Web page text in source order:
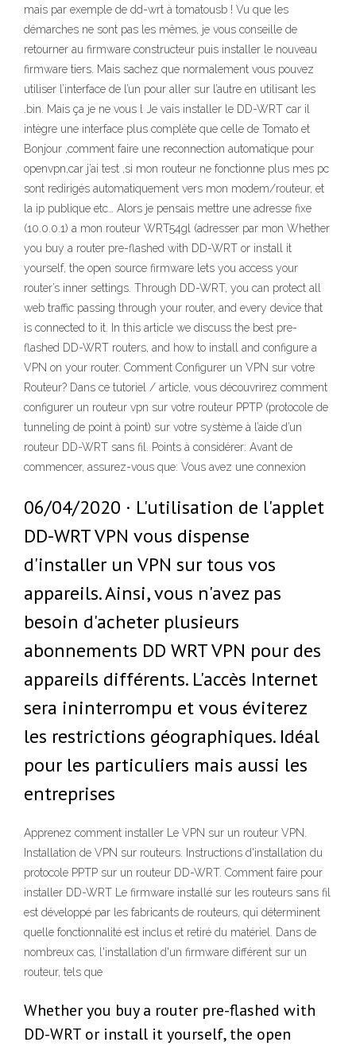
mais par exemple de dd-wrt à tomatousb ! Vu que les
démarches ne sont pas les mêmes, je vous conseille de
retourner au firmware constructeur puis installer le nouveau
firmware tiers. Mais sachez que normalement vous pouvez
utiliser l’interface de l’un pour aller sur l’autre en utilisant les
.bin. Mais ça je ne vous l Je vais installer le DD-WRT car il
intègre une interface plus complète que celle de Tomato et
Bonjour ,comment faire une reconnection automatique pour
openvpn,car j’ai test ,si mon routeur ne fonctionne plus mes pc
sont redirigés automatiquement vers mon modem/routeur, et
la ip publique etc… Alors je pensais mettre une adresse fixe
(10.0.0.1) a mon routeur WRT54gl (adresser par mon Whether
you buy a router pre-flashed with DD-WRT or install it
yourself, the open source firmware lets you access your
router’s inner settings. Through DD-WRT, you can protect all
web traffic passing through your router, and every device that
is connected to it. In this article we discuss the best pre-
flashed DD-WRT routers, and how to install and configure a
VPN on your router. Comment Configurer un VPN sur votre
Routeur? Dans ce tutoriel / article, vous découvrirez comment
configurer un routeur vpn sur votre routeur PPTP (protocole de
tunneling de point à point) sur votre système à l’aide d’un
routeur DD-WRT sans fil. Points à considérer: Avant de
commencer, assurez-vous que: Vous avez une connexion
06/04/2020 · L'utilisation de l'applet
DD-WRT VPN vous dispense
d'installer un VPN sur tous vos
appareils. Ainsi, vous n'avez pas
besoin d'acheter plusieurs
abonnements DD WRT VPN pour des
appareils différents. L'accès Internet
sera ininterrompu et vous éviterez
les restrictions géographiques. Idéal
pour les particuliers mais aussi les
entreprises
Apprenez comment installer Le VPN sur un routeur VPN.
Installation de VPN sur routeurs. Instructions d'installation du
protocole PPTP sur un routeur DD-WRT. Comment faire pour
installer DD-WRT Le firmware installé sur les routeurs sans fil
est développé par les fabricants de routeurs, qui déterminent
quelle fonctionnalité est inclus et retiré du matériel. Dans de
nombreux cas, l'installation d'un firmware différent sur un
routeur, tels que
Whether you buy a router pre-flashed with
DD-WRT or install it yourself, the open